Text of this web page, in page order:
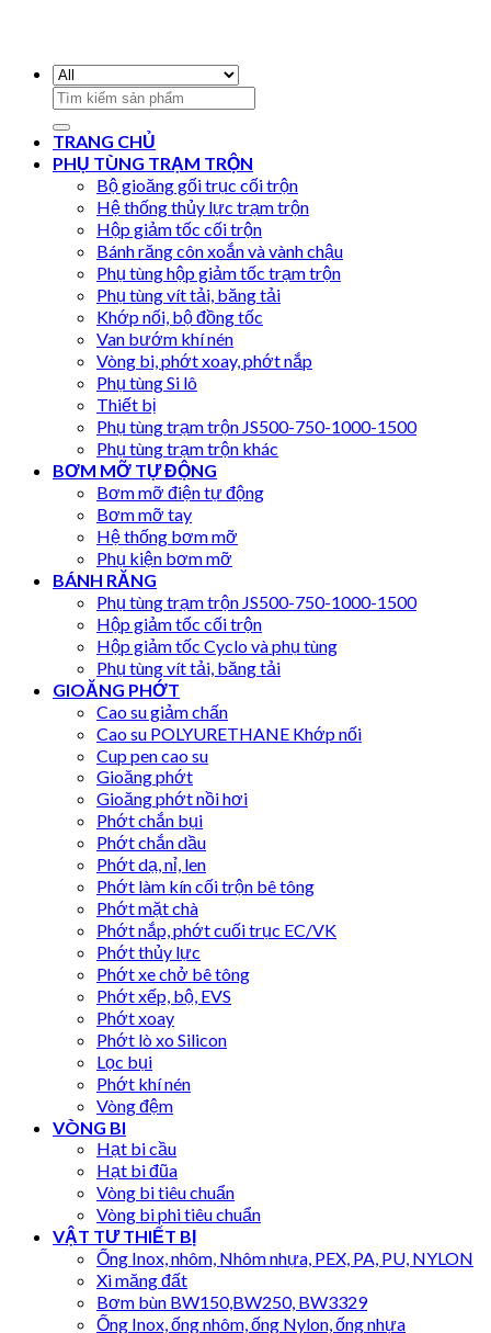
Search
for:
TRANG CHỦ
PHỤ TÙNG TRẠM TRỘN
Bộ gioăng gối trục cối trộn
Hệ thống thủy lực trạm trộn
Hộp giảm tốc cối trộn
Bánh răng côn xoắn và vành chậu
Phụ tùng hộp giảm tốc trạm trộn
Phụ tùng vít tải, băng tải
Khớp nối, bộ đồng tốc
Van bướm khí nén
Vòng bi, phớt xoay, phớt nắp
Phụ tùng Si lô
Thiết bị
Phụ tùng trạm trộn JS500-750-1000-1500
Phụ tùng trạm trộn khác
BƠM MỠ TỰ ĐỘNG
Bơm mỡ điện tự động
Bơm mỡ tay
Hệ thống bơm mỡ
Phụ kiện bơm mỡ
BÁNH RĂNG
Phụ tùng trạm trộn JS500-750-1000-1500
Hộp giảm tốc cối trộn
Hộp giảm tốc Cyclo và phụ tùng
Phụ tùng vít tải, băng tải
GIOĂNG PHỚT
Cao su giảm chấn
Cao su POLYURETHANE Khớp nối
Cup pen cao su
Gioăng phớt
Gioăng phớt nồi hơi
Phớt chắn bụi
Phớt chắn dầu
Phớt dạ, nỉ, len
Phớt làm kín cối trộn bê tông
Phớt mặt chà
Phớt nắp, phớt cuối trục EC/VK
Phớt thủy lực
Phớt xe chở bê tông
Phớt xếp, bộ, EVS
Phớt xoay
Phớt lò xo Silicon
Lọc bụi
Phớt khí nén
Vòng đệm
VÒNG BI
Hạt bi cầu
Hạt bi đũa
Vòng bi tiêu chuẩn
Vòng bi phi tiêu chuẩn
VẬT TƯ THIẾT BỊ
Ống Inox, nhôm, Nhôm nhựa, PEX, PA, PU, NYLON
Xi măng đất
Bơm bùn BW150,BW250, BW3329
Ống Inox, ống nhôm, ống Nylon, ống nhựa